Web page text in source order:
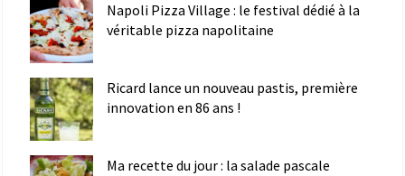
Napoli Pizza Village : le festival dédié à la
véritable pizza napolitaine
Ricard lance un nouveau pastis, première
innovation en 86 ans !
Ma recette du jour : la salade pascale